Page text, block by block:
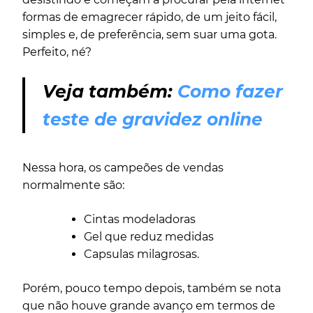
formas de emagrecer rápido, de um jeito fácil,
simples e, de preferência, sem suar uma gota.
Perfeito, né?
Veja também: Como fazer
teste de gravidez online
Nessa hora, os campeões de vendas
normalmente são:
Cintas modeladoras
Gel que reduz medidas
Capsulas milagrosas.
Porém, pouco tempo depois, também se nota
que não houve grande avanço em termos de